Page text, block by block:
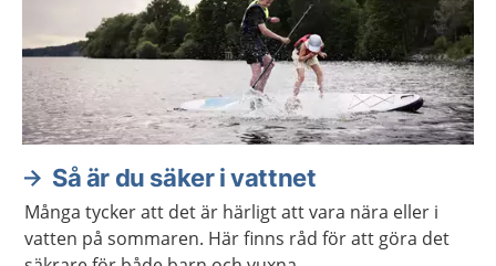
Så är du säker i vattnet
Många tycker att det är härligt att vara nära eller i
vatten på sommaren. Här finns råd för att göra det